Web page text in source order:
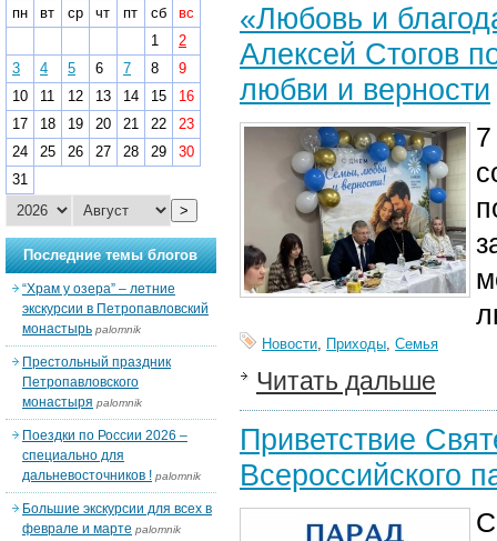
«Любовь и
Алексей Стогов
любви и верности
Новости, Приходы, Семья
Читать дальше
Приветствие
Всероссийского
пн
вт ср чт пт сб
вс
1
2
3
4 5 6 7 8
9
10
11 12 13 14 15
16
17
18 19 20 21 22
23
24
25 26 27 28 29
30
31
>
Последние темы блогов
“Храм у озера” – летние
экскурсии в Петропавловский
монастырь palomnik
Престольный праздник
Петропавловского
монастыря palomnik
Поездки по России 2026 –
специально для
дальневосточников ! palomnik
Большие экскурсии для всех в
феврале и марте palomnik